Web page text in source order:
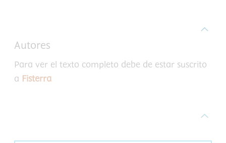
Autores
Para ver el texto completo debe de estar suscrito
a Fisterra